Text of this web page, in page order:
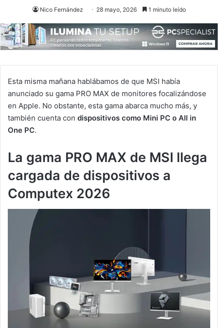
Nico Fernández 28 mayo, 2026 1 minuto leído
Esta misma mañana hablábamos de que MSI había
anunciado su gama PRO MAX de monitores focalizándose
en Apple. No obstante, esta gama abarca mucho más, y
también cuenta con dispositivos como Mini PC o All in
One PC.
La gama PRO MAX de MSI llega
cargada de dispositivos a
Computex 2026